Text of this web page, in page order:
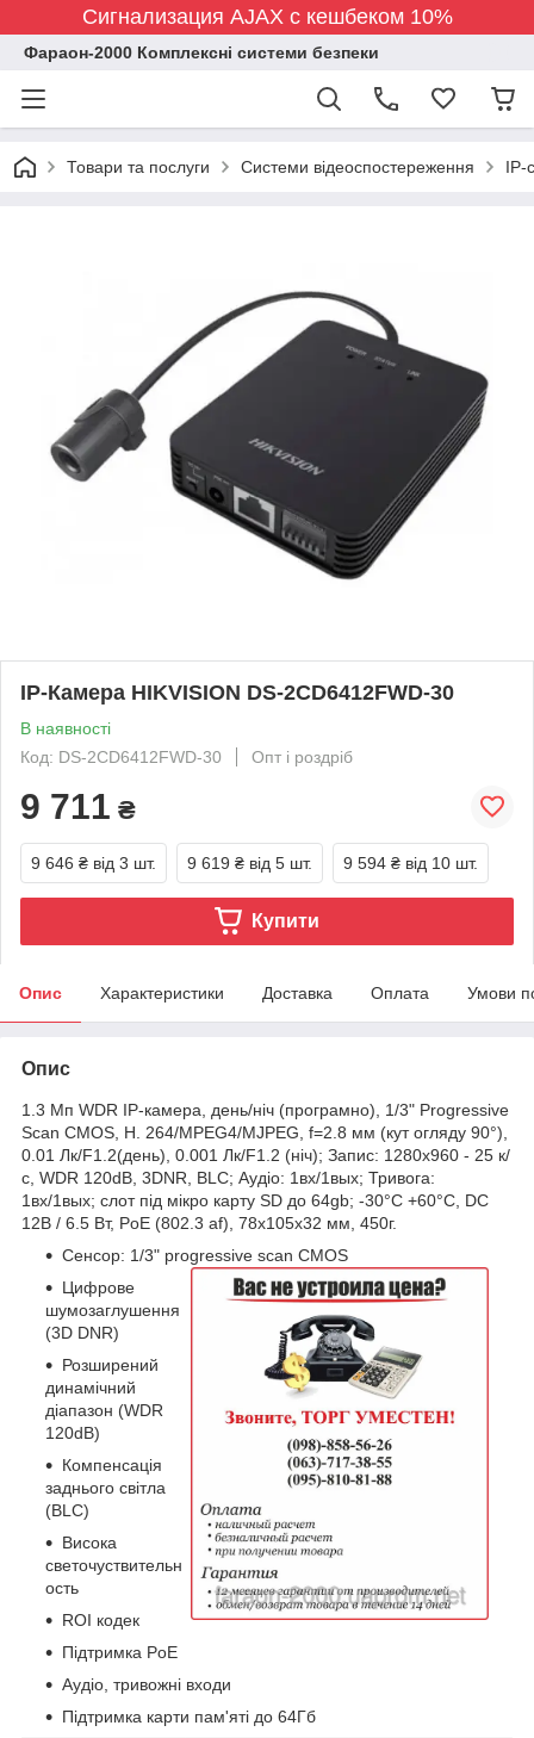
Сигнализация AJAX с кешбеком 10%
Фараон-2000 Комплексні системи безпеки
Товари та послуги Системи відеоспостереження IP-
IP-Камера HIKVISION DS-2CD6412FWD-30
В наявності
Код: DS-2CD6412FWD-30
Опт і роздріб
9 711 ₴
9 646 ₴ від 3 шт. 9 619 ₴ від 5 шт. 9 594 ₴ від 10 шт.
Купити
Опис Характеристики Доставка Оплата Умови
Опис
1.3 Мп WDR IP-камера, день/ніч (програмно), 1/3" Progressive
Scan CMOS, H. 264/MPEG4/MJPEG, f=2.8 мм (кут огляду 90°),
0.01 Лк/F1.2(день), 0.001 Лк/F1.2 (ніч); Запис: 1280х960 - 25 к/
с, WDR 120dB, 3DNR, BLC; Аудіо: 1вх/1вых; Тривога:
1вх/1вых; слот під мікро карту SD до 64gb; -30°С +60°С, DC
12В / 6.5 Вт, PoE (802.3 af), 78x105x32 мм, 450г.
Сенсор: 1/3" progressive scan CMOS
Цифрове
шумозаглушення
(3D DNR)
Розширений
динамічний
діапазон (WDR
120dB)
Компенсація
заднього світла
(BLC)
Висока
светочуствительн
ость
ROI кодек
Підтримка PoE
Аудіо, тривожні входи
Підтримка карти пам'яті до 64Гб